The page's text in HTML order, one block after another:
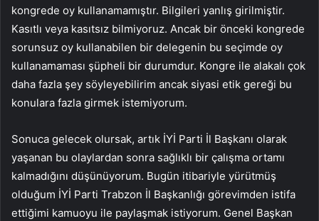
kongrede oy kullanamamıştır. Bilgileri yanlış girilmiştir.
Kasıtlı veya kasıtsız bilmiyoruz. Ancak bir önceki kongrede
sorunsuz oy kullanabilen bir delegenin bu seçimde oy
kullanamaması şüpheli bir durumdur. Kongre ile alakalı çok
daha fazla şey söyleyebilirim ancak siyasi etik gereği bu
konulara fazla girmek istemiyorum.
Sonuca gelecek olursak, artık İYİ Parti İl Başkanı olarak
yaşanan bu olaylardan sonra sağlıklı bir çalışma ortamı
kalmadığını düşünüyorum. Bugün itibariyle yürütmüş
olduğum İYİ Parti Trabzon İl Başkanlığı görevimden istifa
ettiğimi kamuoyu ile paylaşmak istiyorum. Genel Başkan